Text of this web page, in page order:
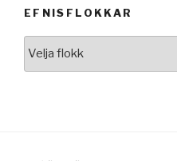
EFNISFLOKKAR